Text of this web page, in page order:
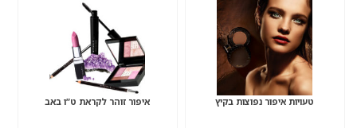
טעויות איפור נפוצות בקיץ איפור זוהר לקראת ט”ו באב